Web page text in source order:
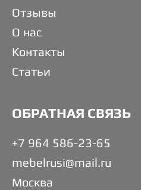
Отзывы
О нас
Контакты
Статьи
ОБРАТНАЯ СВЯЗЬ
+7 964 586-23-65
mebelrusi@mail.ru
Москва